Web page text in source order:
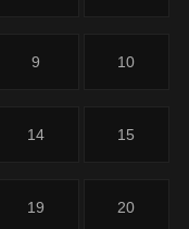
9 10
14 15
19 20